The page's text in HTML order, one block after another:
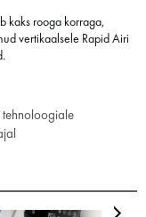
kaks rooga korraga,
vertikaalsele Rapid Airi
tehnoloogiale